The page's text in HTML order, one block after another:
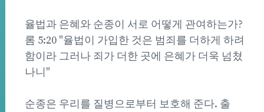
율법과 은혜와 순종이 서로 어떻게 관여하는가?
롬 5:20 "율법이 가입한 것은 범죄를 더하게 하려
함이라 그러나 죄가 더한 곳에 은혜가 더욱 넘쳤
나니"
순종은 우리를 질병으로부터 보호해 준다. 출